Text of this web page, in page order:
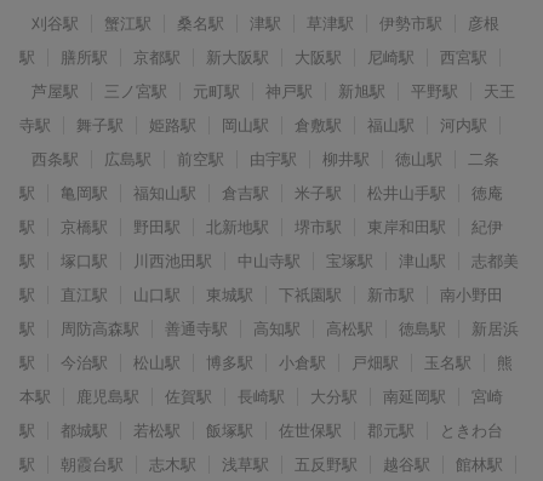
刈谷駅
蟹江駅 桑名駅 津駅 草津駅 伊勢市駅
彦根
駅
膳所駅 京都駅 新大阪駅 大阪駅 尼崎駅
西宮駅
芦屋駅
三ノ宮駅 元町駅 神戸駅 新旭駅 平野駅
天王
寺駅
舞子駅 姫路駅 岡山駅 倉敷駅 福山駅
河内駅
西条駅
広島駅 前空駅 由宇駅 柳井駅 徳山駅
二条
駅
亀岡駅 福知山駅 倉吉駅 米子駅 松井山手駅
徳庵
駅
京橋駅 野田駅 北新地駅 堺市駅 東岸和田駅
紀伊
駅
塚口駅 川西池田駅 中山寺駅 宝塚駅 津山駅
志都美
駅
直江駅 山口駅 東城駅 下祇園駅 新市駅
南小野田
駅
周防高森駅 善通寺駅 高知駅 高松駅 徳島駅
新居浜
駅
今治駅 松山駅 博多駅 小倉駅 戸畑駅 玉名駅
熊
本駅
鹿児島駅 佐賀駅 長崎駅 大分駅 南延岡駅
宮崎
駅
都城駅 若松駅 飯塚駅 佐世保駅 郡元駅
ときわ台
駅
朝霞台駅 志木駅 浅草駅 五反野駅 越谷駅
館林駅